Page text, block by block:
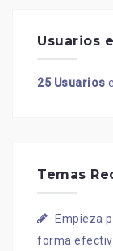
Usuarios
25 Usuarios
Temas
Empieza
forma